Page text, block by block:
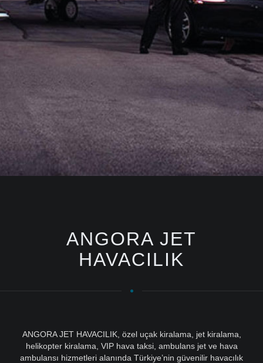
ANGORA JET
HAVACILIK
ANGORA JET HAVACILIK, özel uçak kiralama, jet kiralama,
helikopter kiralama, VIP hava taksi, ambulans jet ve hava
ambulansı hizmetleri alanında Türkiye’nin güvenilir havacılık